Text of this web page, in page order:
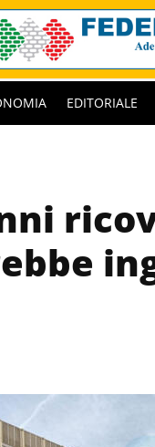
EDITORIALE